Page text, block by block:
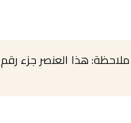
ملاحظة: هذا العنصر جزء رقم